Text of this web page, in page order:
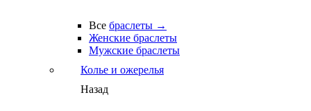
Все браслеты →
Женские браслеты
Мужские браслеты
Колье и ожерелья
Назад